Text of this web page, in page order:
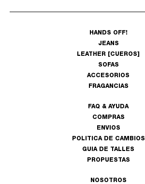
HANDS OFF!
JEANS
LEATHER [CUEROS]
SOFAS
ACCESORIOS
FRAGANCIAS
FAQ & AYUDA
COMPRAS
ENVIOS
POLITICA DE CAMBIOS
GUIA DE TALLES
PROPUESTAS
NOSOTROS